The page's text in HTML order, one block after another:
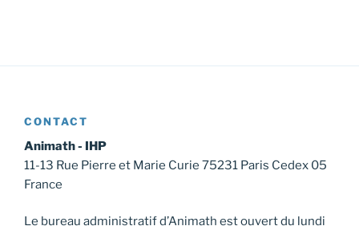
CONTACT
Animath - IHP
11-13 Rue Pierre et Marie Curie 75231 Paris Cedex 05
France
Le bureau administratif d’Animath est ouvert du lundi